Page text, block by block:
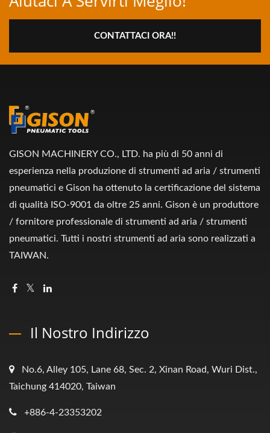
CONTATTACI ORA!!
GISON MACHINERY CO., LTD. ha più di 50 anni di
esperienza nella produzione di strumenti ad aria / strumenti
pneumatici e Gison ha ottenuto la certificazione del sistema
di qualità ISO-9001 da oltre 25 anni. Gison è un produttore
/ fornitore professionale di strumenti ad aria / strumenti
pneumatici. Tutti i nostri strumenti ad aria sono realizzati a
TAIWAN.
Il Nostro Indirizzo
No.6, Alley 105, Lane 68, Sec. 2, Xinan Road, Wuri Dist.,
Taichung 414020, Taiwan
+886-4-23353202